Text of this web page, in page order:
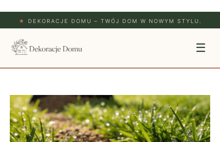
★ DEKORACJE DOMU – TWÓJ DOM W NOWYM STYLU.
☰